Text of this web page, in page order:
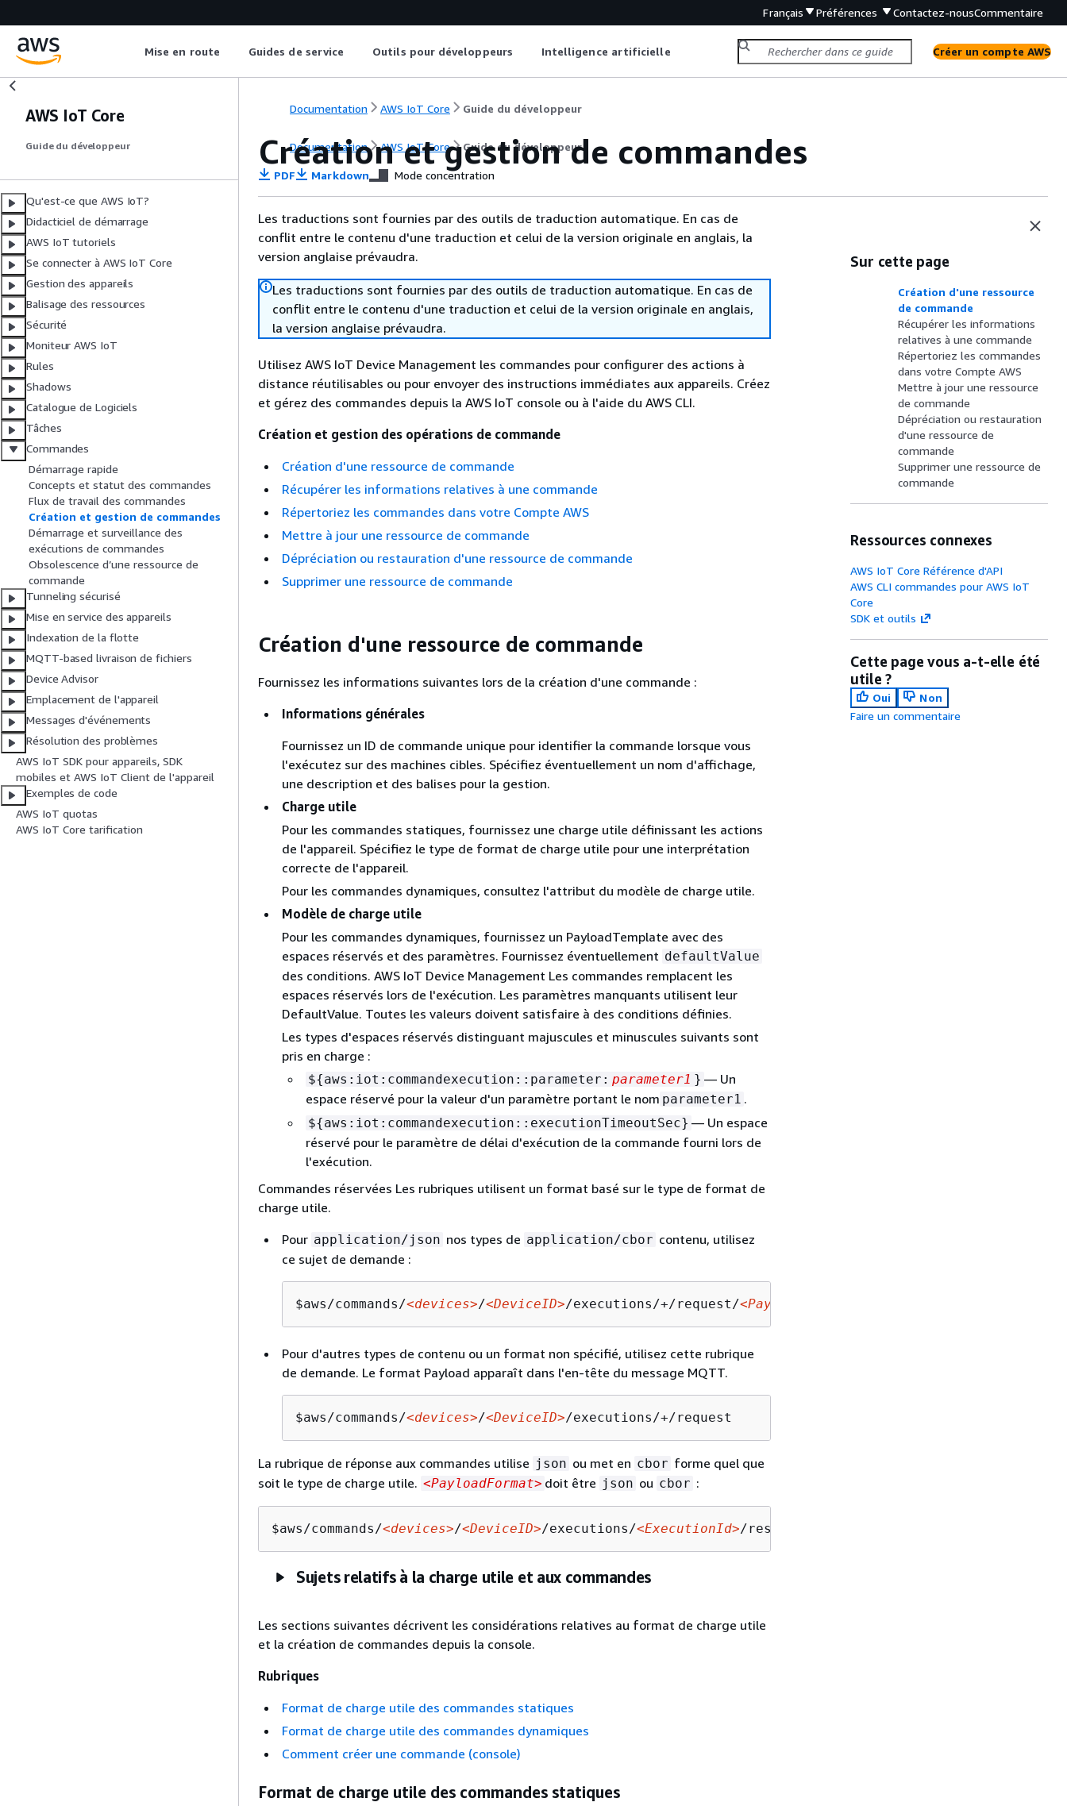
Français Préférences Contactez-nousCommentaire
Mise en route Guides de service Outils pour développeurs Intelligence artificielle Créer un compte AWS
AWS IoT Core
Guide du développeur
Qu'est-ce que AWS IoT?
Didacticiel de démarrage
AWS IoT tutoriels
Se connecter à AWS IoT Core
Gestion des appareils
Balisage des ressources
Sécurité
Moniteur AWS IoT
Rules
Shadows
Catalogue de Logiciels
Tâches
Commandes
Démarrage rapide
Concepts et statut des commandes
Flux de travail des commandes
Création et gestion de commandes
Démarrage et surveillance des
exécutions de commandes
Obsolescence d’une ressource de
commande
Tunneling sécurisé
Mise en service des appareils
Indexation de la flotte
MQTT-based livraison de fichiers
Device Advisor
Emplacement de l'appareil
Messages d'événements
Résolution des problèmes
AWS IoT SDK pour appareils, SDK
mobiles et AWS IoT Client de l'appareil
Exemples de code
AWS IoT quotas
AWS IoT Core tarification
Documentation AWS IoT Core Guide du développeur
Documentation AWS IoT Core Guide du développeur
Création et gestion de commandes
PDF Markdown Mode concentration
Les traductions sont fournies par des outils de traduction automatique. En cas de
conflit entre le contenu d'une traduction et celui de la version originale en anglais, la
version anglaise prévaudra.
Les traductions sont fournies par des outils de traduction automatique. En cas de
conflit entre le contenu d'une traduction et celui de la version originale en anglais,
la version anglaise prévaudra.
Utilisez AWS IoT Device Management les commandes pour configurer des actions à
distance réutilisables ou pour envoyer des instructions immédiates aux appareils. Créez
et gérez des commandes depuis la AWS IoT console ou à l'aide du AWS CLI.
Création et gestion des opérations de commande
Création d'une ressource de commande
Récupérer les informations relatives à une commande
Répertoriez les commandes dans votre Compte AWS
Mettre à jour une ressource de commande
Dépréciation ou restauration d'une ressource de commande
Supprimer une ressource de commande
Création d'une ressource de commande
Fournissez les informations suivantes lors de la création d'une commande :
Informations générales
Fournissez un ID de commande unique pour identifier la commande lorsque vous
l'exécutez sur des machines cibles. Spécifiez éventuellement un nom d'affichage,
une description et des balises pour la gestion.
Charge utile
Pour les commandes statiques, fournissez une charge utile définissant les actions
de l'appareil. Spécifiez le type de format de charge utile pour une interprétation
correcte de l'appareil.
Pour les commandes dynamiques, consultez l'attribut du modèle de charge utile.
Modèle de charge utile
Pour les commandes dynamiques, fournissez un PayloadTemplate avec des
espaces réservés et des paramètres. Fournissez éventuellement defaultValue
des conditions. AWS IoT Device Management Les commandes remplacent les
espaces réservés lors de l'exécution. Les paramètres manquants utilisent leur
DefaultValue. Toutes les valeurs doivent satisfaire à des conditions définies.
Les types d'espaces réservés distinguant majuscules et minuscules suivants sont
pris en charge :
${aws:iot:commandexecution::parameter: parameter1 } — Un
espace réservé pour la valeur d'un paramètre portant le nom parameter1 .
${aws:iot:commandexecution::executionTimeoutSec} — Un espace
réservé pour le paramètre de délai d'exécution de la commande fourni lors de
l'exécution.
Commandes réservées Les rubriques utilisent un format basé sur le type de format de
charge utile.
Pour application/json nos types de application/cbor contenu, utilisez
ce sujet de demande :
$aws/commands/<devices>/<DeviceID>/executions/+/request/<PayloadFormat>
Pour d'autres types de contenu ou un format non spécifié, utilisez cette rubrique
de demande. Le format Payload apparaît dans l'en-tête du message MQTT.
$aws/commands/<devices>/<DeviceID>/executions/+/request
La rubrique de réponse aux commandes utilise json ou met en cbor forme quel que
soit le type de charge utile. <PayloadFormat> doit être json ou cbor :
$aws/commands/<devices>/<DeviceID>/executions/<ExecutionId>/response/
Sujets relatifs à la charge utile et aux commandes
Les sections suivantes décrivent les considérations relatives au format de charge utile
et la création de commandes depuis la console.
Rubriques
Format de charge utile des commandes statiques
Format de charge utile des commandes dynamiques
Comment créer une commande (console)
Format de charge utile des commandes statiques
Sur cette page
Création d'une ressource
de commande
Récupérer les informations
relatives à une commande
Répertoriez les commandes
dans votre Compte AWS
Mettre à jour une ressource
de commande
Dépréciation ou restauration
d'une ressource de
commande
Supprimer une ressource de
commande
Ressources connexes
AWS IoT Core Référence d'API
AWS CLI commandes pour AWS IoT
Core
SDK et outils
Cette page vous a-t-elle été
utile ?
Oui
Non
Faire un commentaire